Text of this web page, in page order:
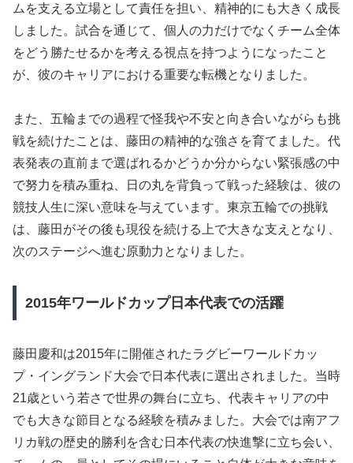
ムを支える立場として責任を担い、精神的にも大きく成長
しました。試合を通じて、個人の力だけでなくチーム全体
をどう勝たせるかを考える視点を持つようになったこと
が、彼のキャリアにおける重要な転機となりました。
また、五輪までの過程で怪我や不安と向き合いながらも挑
戦を続けたことは、藤田の精神的な強さを育てました。代
表発表の直前まで選ばれるかどうか分からない緊張感の中
で努力を積み重ね、日の丸を背負って戦った経験は、彼の
競技人生に深い意味を与えています。東京五輪での挑戦
は、藤田がその後も現役を続ける上で大きな支えとなり、
次のステージへ進む原動力となりました。
2015年ワールドカップ日本代表での活躍
藤田慶和は2015年に開催されたラグビーワールドカッ
プ・イングランド大会で日本代表に選出されました。当時
21歳という若さで世界の舞台に立ち、代表キャリアの中
でも大きな節目となる経験を積みました。大会では南アフ
リカ戦の歴史的勝利を含む日本代表の快進撃に立ち会い、